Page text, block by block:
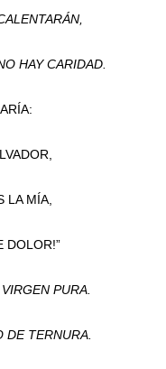
HAY CARIDAD.
LA MÍA,
DOLOR!”
PURA.
DE TERNURA.